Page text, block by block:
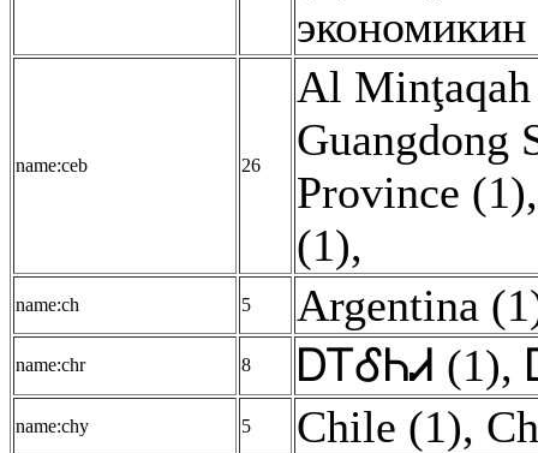
экономикин
name:ceb 26
Al Minţaqah
Guangdong
Province (1)
(1),
name:ch 5 Argentina
name:chr 8 ᎠᎢᎴᏂᏗ (1),
name:chy 5 Chile (1),